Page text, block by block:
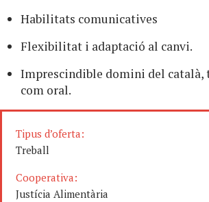
Habilitats comunicatives
Flexibilitat i adaptació al canvi.
Imprescindible domini del català,
com oral.
Tipus d’oferta:
Treball
Cooperativa:
Justícia Alimentària